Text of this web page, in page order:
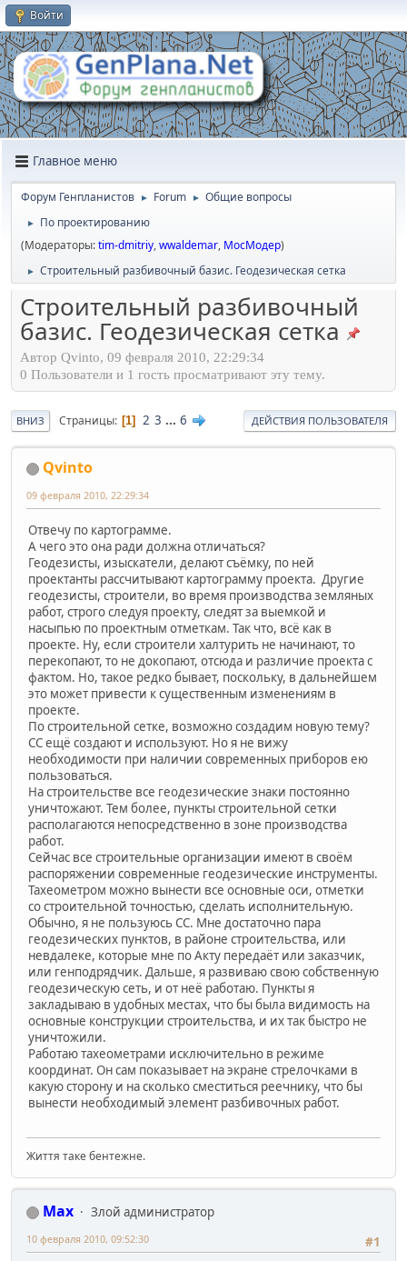
Войти
Главное меню
Форум Генпланистов ► Forum ► Общие вопросы
►
По проектированию
(Модераторы:tim-dmitriy,wwaldemar, МосМодер)
► Строительный разбивочный базис. Геодезическая сетка
Строительный разбивочный
базис. Геодезическая сетка
Автор Qvinto, 09 февраля 2010, 22:29:34
0 Пользователи и 1 гость просматривают эту тему.
ВНИЗ Страницы 1 2 3 ... 6 ДЕЙСТВИЯ ПОЛЬЗОВАТЕЛЯ
Qvinto
09 февраля 2010, 22:29:34
Отвечу по картограмме.
А чего это она ради должна отличаться?
Геодезисты, изыскатели, делают съёмку, по ней
проектанты рассчитывают картограмму проекта. Другие
геодезисты, строители, во время производства земляных
работ, строго следуя проекту, следят за выемкой и
насыпью по проектным отметкам. Так что, всё как в
проекте. Ну, если строители халтурить не начинают, то
перекопают, то не докопают, отсюда и различие проекта с
фактом. Но, такое редко бывает, поскольку, в дальнейшем
это может привести к существенным изменениям в
проекте.
По строительной сетке, возможно создадим новую тему?
СС ещё создают и используют. Но я не вижу
необходимости при наличии современных приборов ею
пользоваться.
На строительстве все геодезические знаки постоянно
уничтожают. Тем более, пункты строительной сетки
располагаются непосредственно в зоне производства
работ.
Сейчас все строительные организации имеют в своём
распоряжении современные геодезические инструменты.
Тахеометром можно вынести все основные оси, отметки
со строительной точностью, сделать исполнительную.
Обычно, я не пользуюсь СС. Мне достаточно пара
геодезических пунктов, в районе строительства, или
невдалеке, которые мне по Акту передаёт или заказчик,
или генподрядчик. Дальше, я развиваю свою собственную
геодезическую сеть, и от неё работаю. Пункты я
закладываю в удобных местах, что бы была видимость на
основные конструкции строительства, и их так быстро не
уничтожили.
Работаю тахеометрами исключительно в режиме
координат. Он сам показывает на экране стрелочками в
какую сторону и на сколько сместиться реечнику, что бы
вынести необходимый элемент разбивочных работ.
Життя таке бентежне.
Max
Злой администратор
#1
10 февраля 2010, 09:52:30